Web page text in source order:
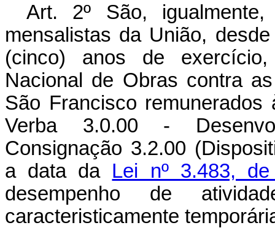
Art. 2º São, igualmente,
mensalistas da União,
(cinco) anos de
Nacional de Obras contra
São Francisco
Verba 3.0.00 -
Consignação 3.2.00
a data da Lei nº 3.483,
desempenho de
caracteristicamente